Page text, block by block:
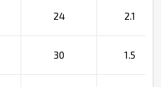
24 2.1
30 1.5